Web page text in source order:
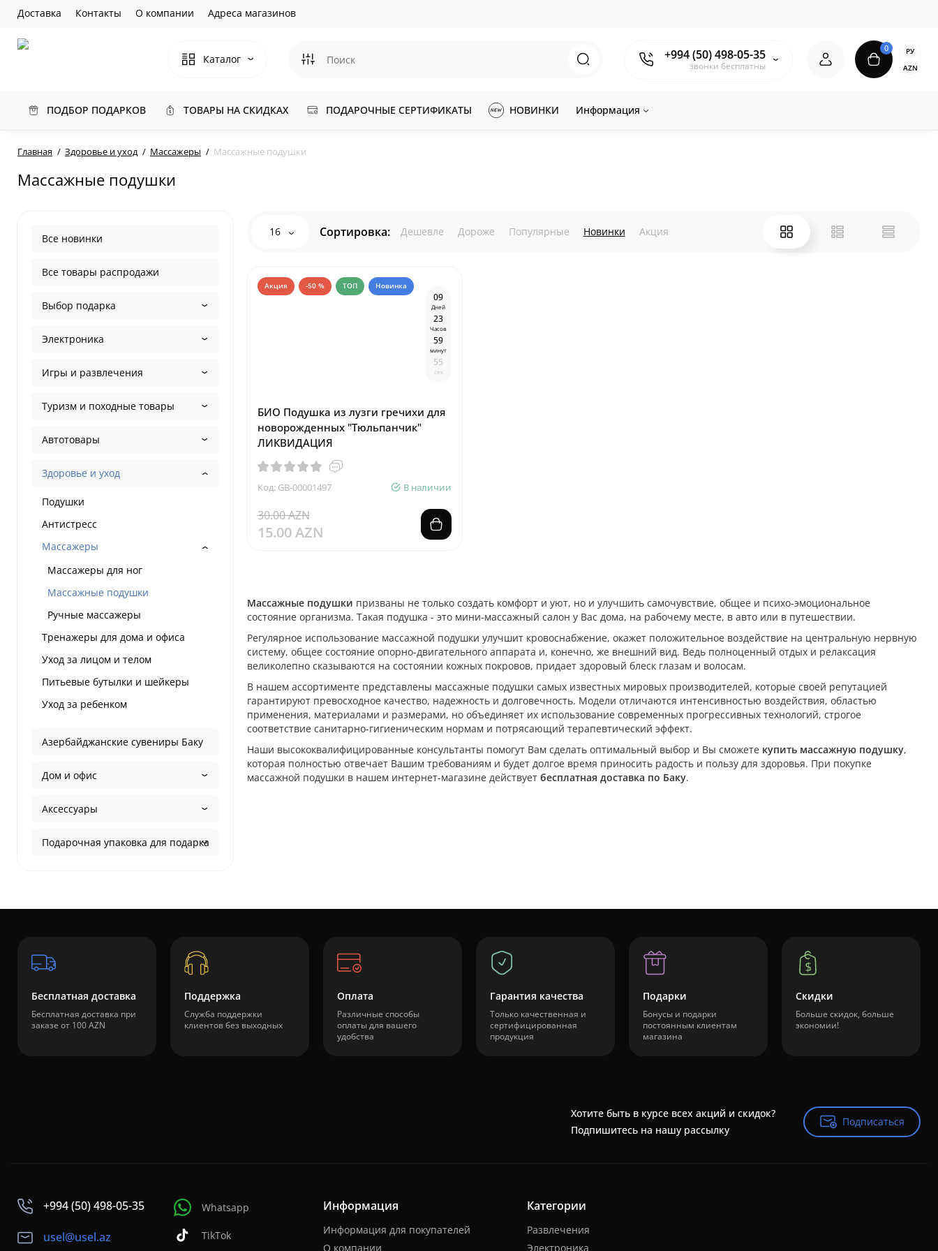
Доставка Контакты О компании Адреса магазинов
Каталог +994 (50) 498-05-35
звонки бесплатны
0
РУ
AZN
ПОДБОР ПОДАРКОВ ТОВАРЫ НА СКИДКАХ ПОДАРОЧНЫЕ СЕРТИФИКАТЫ НОВИНКИ Информация
Главная Здоровье и уход Массажеры Массажные подушки
Массажные подушки
Все новинки
Все товары распродажи
Выбор подарка
Электроника
Игры и развлечения
Туризм и походные товары
Автотовары
Здоровье и уход
Подушки
Антистресс
Массажеры
Массажеры для ног
Массажные подушки
Ручные массажеры
Тренажеры для дома и офиса
Уход за лицом и телом
Питьевые бутылки и шейкеры
Уход за ребенком
Азербайджанские сувениры Баку
Дом и офис
Аксессуары
Подарочная упаковка для подарка
16 Сортировка: Дешевле Дороже Популярные Новинки Акция
Акция -50 % ТОП Новинка
09
Дней
23
Часов
59
минут
54
сек
БИО Подушка из лузги гречихи для
новорожденных "Тюльпанчик"
ЛИКВИДАЦИЯ
Код: GB-00001497 В наличии
30.00 AZN
15.00 AZN
Массажные подушки призваны не только создать комфорт и уют, но и улучшить самочувствие, общее и психо-эмоциональное
состояние организма. Такая подушка - это мини-массажный салон у Вас дома, на рабочему месте, в авто или в путешествии.
Регулярное использование массажной подушки улучшит кровоснабжение, окажет положительное воздействие на центральную нервную
систему, общее состояние опорно-двигательного аппарата и, конечно, же внешний вид. Ведь полноценный отдых и релаксация
великолепно сказываются на состоянии кожных покровов, придает здоровый блеск глазам и волосам.
В нашем ассортименте представлены массажные подушки самых известных мировых производителей, которые своей репутацией
гарантируют превосходное качество, надежность и долговечность. Модели отличаются интенсивностью воздействия, областью
применения, материалами и размерами, но объединяет их использование современных прогрессивных технологий, строгое
соответствие санитарно-гигиеническим нормам и потрясающий терапевтический эффект.
Наши высококвалифицированные консультанты помогут Вам сделать оптимальный выбор и Вы сможете купить массажную подушку,
которая полностью отвечает Вашим требованиям и будет долгое время приносить радость и пользу для здоровья. При покупке
массажной подушки в нашем интернет-магазине действует бесплатная доставка по Баку.
Бесплатная доставка
Бесплатная доставка при
заказе от 100 AZN
Поддержка
Служба поддержки
клиентов без выходных
Оплата
Различные способы
оплаты для вашего
удобства
Гарантия качества
Только качественная и
сертифицированная
продукция
Подарки
Бонусы и подарки
постоянным клиентам
магазина
Скидки
Больше скидок, больше
экономии!
Хотите быть в курсе всех акций и скидок?
Подпишитесь на нашу рассылку
Подписаться
Подписаться
+994 (50) 498-05-35
usel@usel.az
Whatsapp
TikTok
Информация
Информация для покупателей
О компании
Категории
Развлечения
Электроника